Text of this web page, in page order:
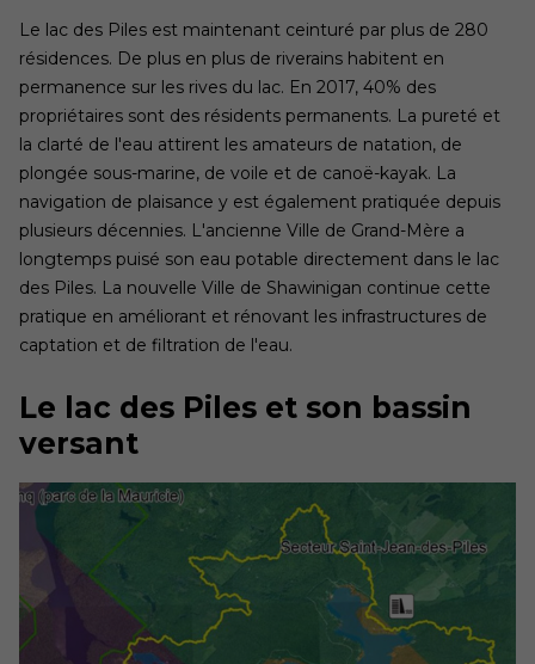
Le lac des Piles est maintenant ceinturé par plus de 280
résidences. De plus en plus de riverains habitent en
permanence sur les rives du lac. En 2017, 40% des
propriétaires sont des résidents permanents. La pureté et
la clarté de l'eau attirent les amateurs de natation, de
plongée sous-marine, de voile et de canoë-kayak. La
navigation de plaisance y est également pratiquée depuis
plusieurs décennies. L'ancienne Ville de Grand-Mère a
longtemps puisé son eau potable directement dans le lac
des Piles. La nouvelle Ville de Shawinigan continue cette
pratique en améliorant et rénovant les infrastructures de
captation et de filtration de l'eau.
Le lac des Piles et son bassin
versant